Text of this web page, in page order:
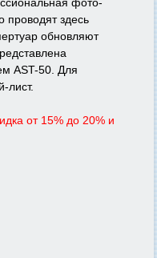
проводят здесь
обновляют
AST-50. Для
лист.
от 15% до 20% и